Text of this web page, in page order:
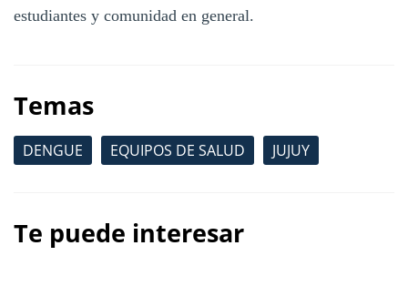
estudiantes y comunidad en general.
Temas
DENGUE EQUIPOS DE SALUD JUJUY
Te puede interesar